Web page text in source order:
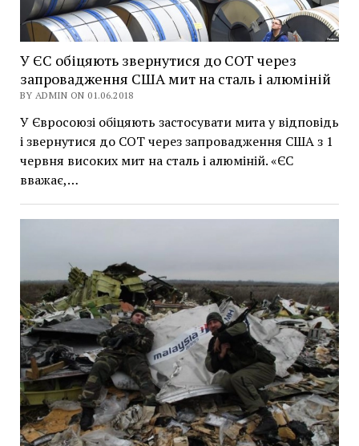
У ЄС обіцяють звернутися до СОТ через
запровадження США мит на сталь і алюміній
BY ADMIN ON 01.06.2018
У Євросоюзі обіцяють застосувати мита у відповідь
і звернутися до СОТ через запровадження США з 1
червня високих мит на сталь і алюміній. «ЄС
вважає,…